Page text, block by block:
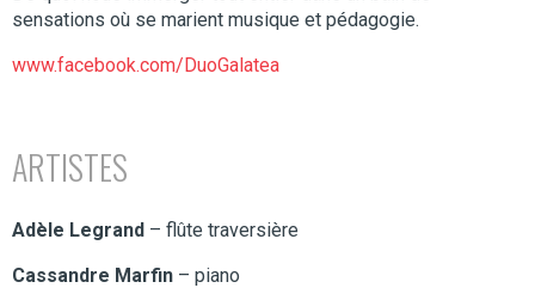
sensations où se marient musique et pédagogie.
www.facebook.com/DuoGalatea
ARTISTES
Adèle Legrand – flûte traversière
Cassandre Marfin – piano